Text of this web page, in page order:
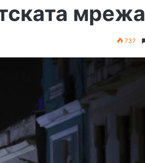
мрежа
737